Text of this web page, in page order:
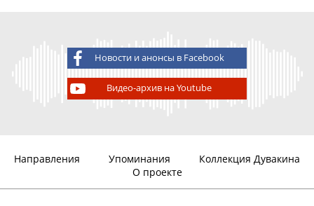
Новости и анонсы в Facebook
Видео-архив на Youtube
Направления Упоминания
Коллекция Дувакина
О проекте